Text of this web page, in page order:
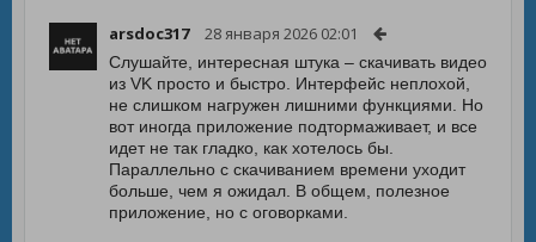
arsdoc317 28 января 2026 02:01
Слушайте, интересная штука – скачивать видео
из VK просто и быстро. Интерфейс неплохой,
не слишком нагружен лишними функциями. Но
вот иногда приложение подтормаживает, и все
идет не так гладко, как хотелось бы.
Параллельно с скачиванием времени уходит
больше, чем я ожидал. В общем, полезное
приложение, но с оговорками.